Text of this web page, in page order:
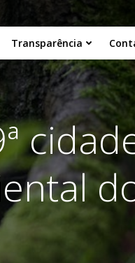
Transparência